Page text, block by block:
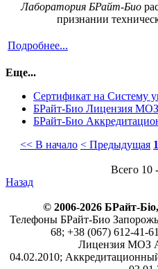
Лаборатория БРайт-Био
признании
Подробнее...
Еще...
Сертификат на Систему
БРайт-Био Лицензия
БРайт-Био
<< В начало < Предыдущая 1
Всего 10
Назад
© 2006-2026 БРайт-
Телефоны БРайт-Био
68; +38 (067) 612-41-
Лицензия МОЗ
04.02.2010;